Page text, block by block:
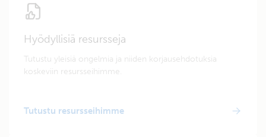
Hyödyllisiä resursseja
Tutustu yleisiä ongelmia ja niiden korjausehdotuksia
koskeviin resursseihimme.
Tutustu resursseihimme